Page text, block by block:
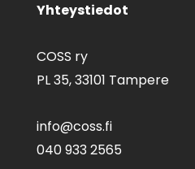
Yhteystiedot
COSS ry
PL 35,33101 Tampere
info@coss.fi
040 933 2565